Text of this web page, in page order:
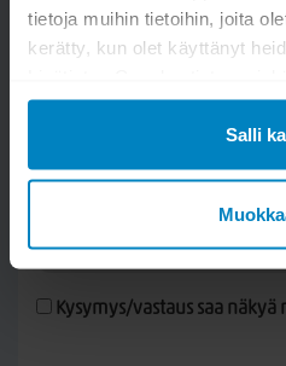
tietoja muihin tietoihin, joita
kerätty, kun olet käyttänyt
Salli
Kysymys/vastaus saa näkyä